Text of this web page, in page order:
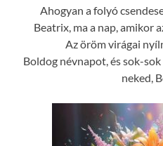
Ahogyan a folyó
Beatrix, ma a nap, amikor
Az öröm virágai
Boldog névnapot, és sok-
neked,